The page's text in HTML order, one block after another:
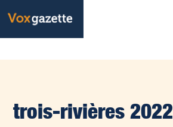
trois-rivières 2022